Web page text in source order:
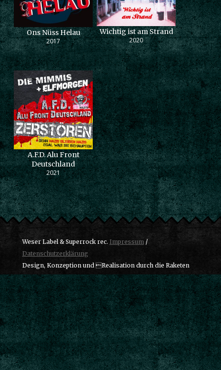
Ons Nüss Helau
2017
Wichtig ist am Strand
2020
A.F.D. Alu Front
Deutschland
2021
Weser Label & Superrock rec. Impressum/
Datenschutzerklärung
Design, Konzeption und Realisation durch die Raketen